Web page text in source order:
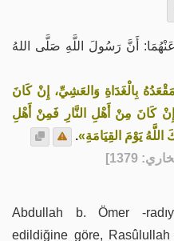
أَنَّ رَسُولَ اللَّهِ صَلَّى اللهُ
بِالْغَدَاةِ وَالعَشِيِّ، إِنْ كَانَ
كَانَ مِنْ أَهْلِ النَّارِ فَمِنْ أَهْلِ
يَوْمَ القِيَامَةِ».
1379]
Abdullah b. Ömer -
edildiğine göre,